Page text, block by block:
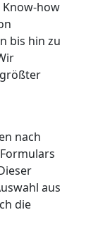
how
bis hin zu
nach
aus
die